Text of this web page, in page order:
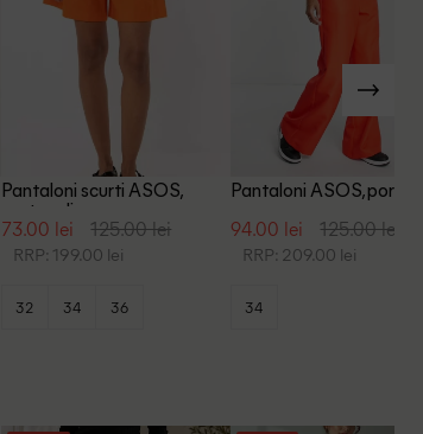
Pantaloni scurti ASOS,
portocaliu
73.00 lei 125.00 lei
RRP: 199.00 lei
32 34 36
Pantaloni ASOS,
94.00 lei 125.00 lei
RRP: 209.00 lei
34